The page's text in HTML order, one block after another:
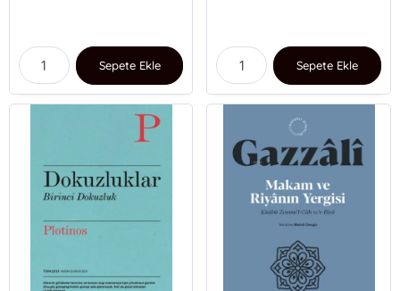
Sepete Ekle Sepete Ekle